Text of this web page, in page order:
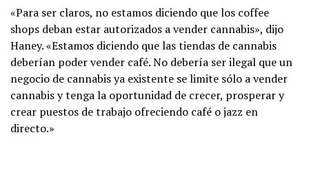
«Para ser claros, no estamos diciendo que los coffee
shops deban estar autorizados a vender cannabis», dijo
Haney. «Estamos diciendo que las tiendas de cannabis
deberían poder vender café. No debería ser ilegal que un
negocio de cannabis ya existente se limite sólo a vender
cannabis y tenga la oportunidad de crecer, prosperar y
crear puestos de trabajo ofreciendo café o jazz en
directo.»